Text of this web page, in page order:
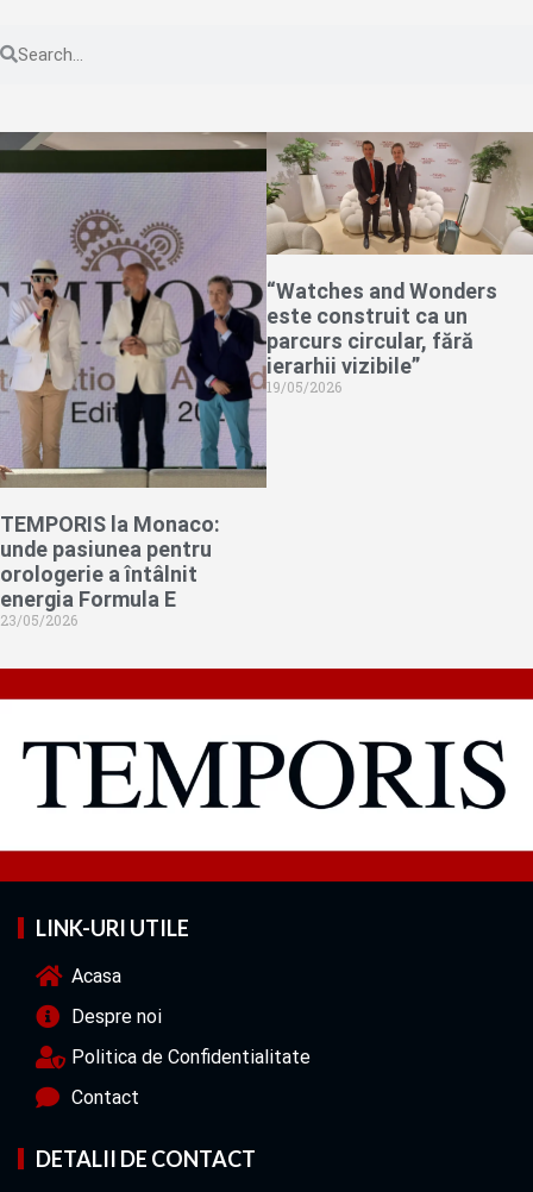
TEMPORIS la Monaco:
unde pasiunea pentru
orologerie a întâlnit
energia Formula E
23/05/2026
“Watches and Wonders
este construit ca un
parcurs circular, fără
ierarhii vizibile”
19/05/2026
LINK-URI UTILE
Acasa
Despre noi
Politica de Confidentialitate
Contact
DETALII DE CONTACT